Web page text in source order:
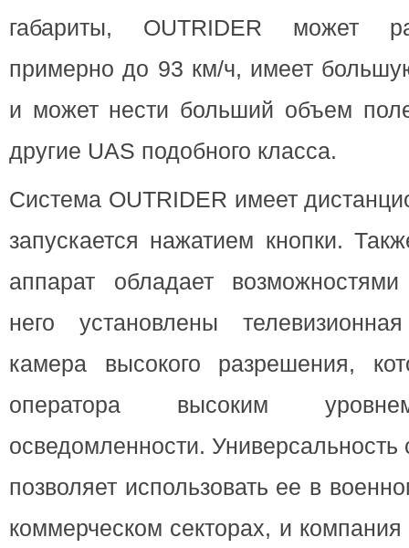
габариты, OUTRIDER может
примерно до 93 км/ч, имеет
и может нести больший объем
другие UAS подобного класса.
Система OUTRIDER имеет
запускается нажатием кнопки.
аппарат обладает
него установлены
камера высокого разрешения,
оператора высоким
осведомленности.
позволяет использовать ее в
коммерческом секторах, и